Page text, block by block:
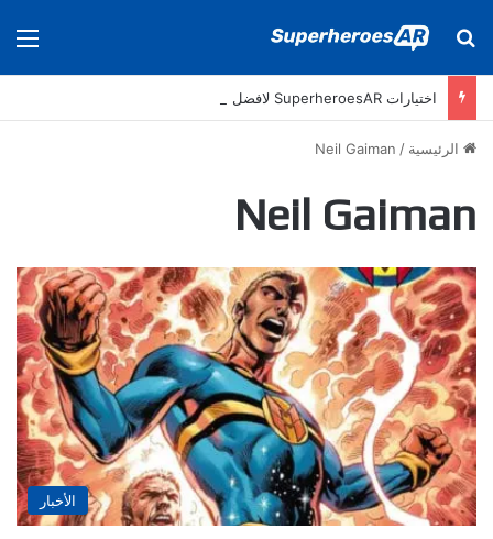
بحث عن
الرئيسية /
Neil Gaiman
Neil Gaiman
الأخبار